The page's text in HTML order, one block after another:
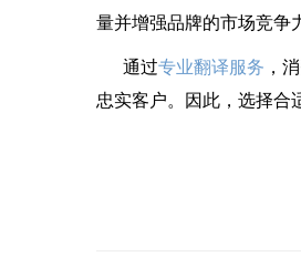
量并增强品牌的市场竞争
通过专业翻译服务 ，
忠实客户。因此，选择合